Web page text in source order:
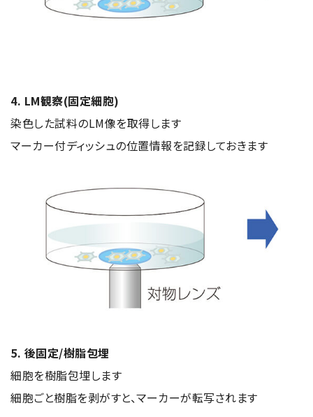
カタログダウンロード
JEOL 装置入門
用語集
お薦め消耗品
生産終了製品
4. LM観察(固定細胞)
染色した試料のLM像を取得します
マーカー付ディッシュの位置情報を記録しておきます
5. 後固定/樹脂包埋
細胞を樹脂包埋します
細胞ごと樹脂を剥がすと、マーカーが転写されます